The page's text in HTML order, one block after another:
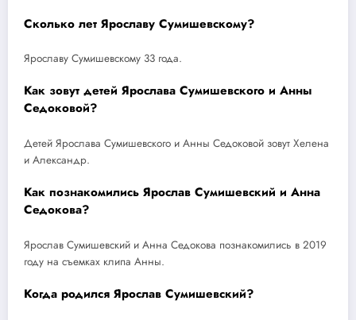
Сколько лет Ярославу Сумишевскому?
Ярославу Сумишевскому 33 года.
Как зовут детей Ярослава Сумишевского и Анны
Седоковой?
Детей Ярослава Сумишевского и Анны Седоковой зовут Хелена
и Александр.
Как познакомились Ярослав Сумишевский и Анна
Седокова?
Ярослав Сумишевский и Анна Седокова познакомились в 2019
году на съемках клипа Анны.
Когда родился Ярослав Сумишевский?